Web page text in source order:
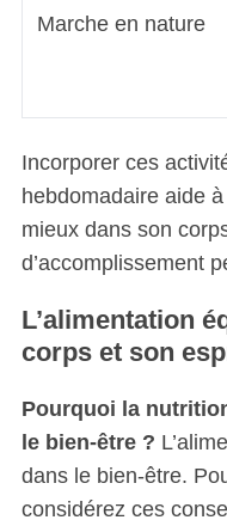
Marche en nature
Incorporer ces
hebdomadaire aide à
mieux dans son
d’accomplissement
L’alimentation
corps et son
Pourquoi la
le bien-être ?
dans le bien-être.
considérez ces
a
c
h
o